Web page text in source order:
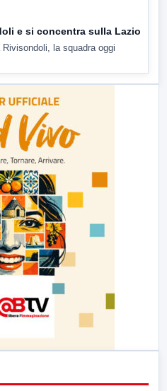
e si concentra sulla Lazio
la squadra oggi